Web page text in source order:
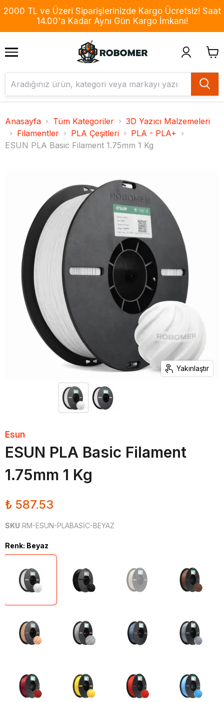
2000 TL ve Üzeri Siparişlerinizde Kargo Ücretsiz! Saat
14.00'a Kadar Aynı Gün Kargo İmkanı!
Anasayfa Tüm Kategoriler
3D Yazıcı Malzemeleri
Filamentler
PLA Çeşitleri
PLA - PLA+
ESUN PLA Basic Filament 1.75mm 1 Kg
Yakınlaştır
Esun
ESUN PLA Basic Filament
1.75mm 1 Kg
₺ 587.53
SKU RM-ESUN-PLABASİC-BEYAZ
Renk: Beyaz